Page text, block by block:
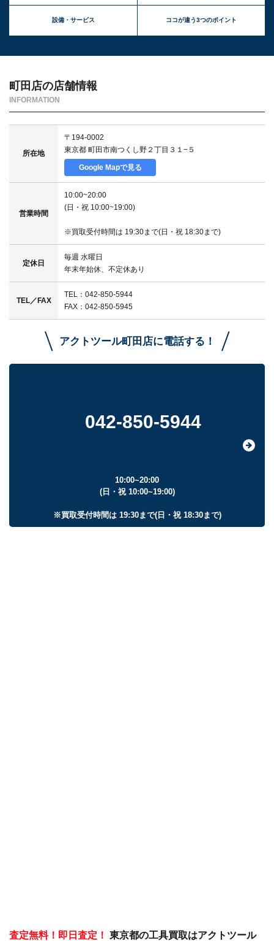
設備・サービス ココが違う3つのポイント
町田店の店舗情報
INFORMATION
所在地
〒194-0002
東京都 町田市南つくし野２丁目３１−５
Google Mapで見る
営業時間
10:00~20:00
(日・祝 10:00~19:00)
※買取受付時間は 19:30まで(日・祝 18:30まで)
定休日
毎週 水曜日
年末年始休、不定休あり
TEL／FAX
TEL：042-850-5944
FAX： 042-850-5945
アクトツール町田店に電話する！
042-850-5944
10:00~20:00
(日・祝 10:00~19:00)
※買取受付時間は 19:30まで(日・祝 18:30まで)
査定無料！即日査定！ 東京都の工具買取はアクトツール